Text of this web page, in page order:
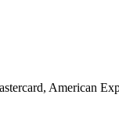
American